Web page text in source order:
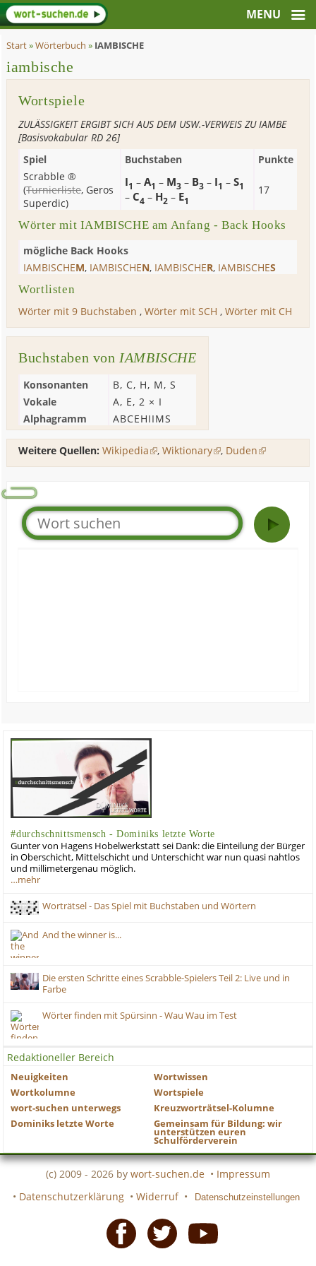
Start»Wörterbuch » IAMBISCHE
iambische
Wortspiele
ZULÄSSIGKEIT ERGIBT SICH AUS DEM USW.-VERWEIS ZU IAMBE
[Basisvokabular RD 26]
Spiel
Buchstaben
Punkte
Scrabble ®
(Turnierliste, Geros
Superdic)
I1 –A1 – M3 – B3 – I1 –S1
– C4 – H2 – E1
17
Wörter mit IAMBISCHE am Anfang - Back Hooks
mögliche Back Hooks
IAMBISCHEM, IAMBISCHEN, IAMBISCHER, IAMBISCHES
Wortlisten
Wörter mit 9 Buchstaben ,Wörter mit SCH ,Wörter mit CH
Buchstaben von IAMBISCHE
Konsonanten B, C, H, M,S
Vokale
A, E, 2 × I
Alphagramm
ABCEHIIMS
Weitere Quellen: Wikipedia ,Wiktionary , Duden
#durchschnittsmensch - Dominiks letzte Worte
Gunter von Hagens Hobelwerkstatt sei Dank: die Einteilung der Bürger
in Oberschicht, Mittelschicht und Unterschicht war nun quasi nahtlos
und millimetergenau möglich.
…mehr
Worträtsel - Das Spiel mit Buchstaben und Wörtern
And the winner is...
Die ersten Schritte eines Scrabble-Spielers Teil 2: Live und in
Farbe
Wörter finden mit Spürsinn - Wau Wau im Test
Redaktioneller Bereich
Neuigkeiten
Wortwissen
Wortkolumne
Wortspiele
wort-suchen unterwegs
Kreuzworträtsel-Kolumne
Dominiks letzte Worte
Gemeinsam für Bildung: wir
unterstützen euren
Schulförderverein
(c) 2009 - 2026 by wort-suchen.de • Impressum
• Datenschutzerklärung • Widerruf • Datenschutzeinstellungen